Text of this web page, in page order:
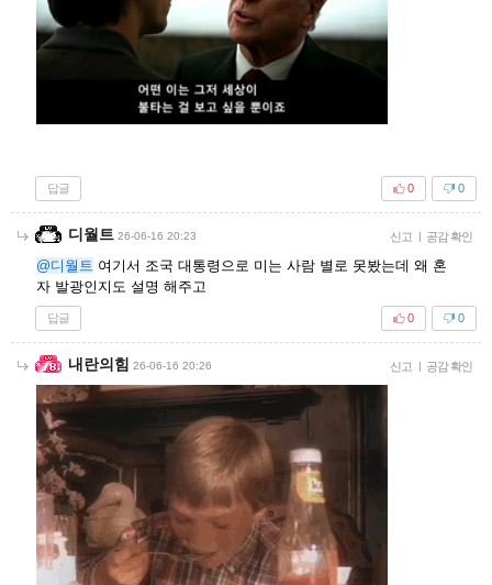
답글 0
0
디월트 26-06-16 20:23 신고 | 공감 확인
@디월트 여기서 조국 대통령으로 미는 사람 별로 못봤는데 왜 혼
자 발광인지도 설명 해주고
답글 0
0
내란의힘 26-06-16 20:26 신고 | 공감 확인